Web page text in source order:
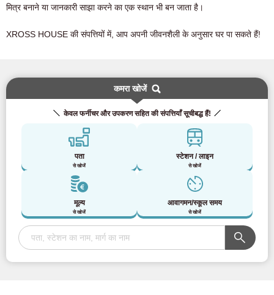
मित्र बनाने या जानकारी साझा करने का एक स्थान भी बन जाता है।
XROSS HOUSE की संपत्तियों में, आप अपनी जीवनशैली के अनुसार घर पा सकते हैं!
कमरा खोजें
केवल फर्नीचर और उपकरण सहित की संपत्तियाँ सूचीबद्ध हैं!
पता
से खोजें
स्टेशन / लाइन
से खोजें
मूल्य
से खोजें
आवागमन/स्कूल समय
से खोजें